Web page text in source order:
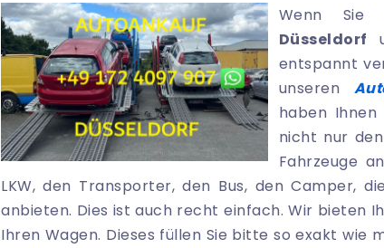
Wenn
Düsseldorf
entspannt
unseren
haben
nicht nur
Fahrzeuge
LKW, den Transporter, den Bus, den Camper,
anbieten. Dies ist auch recht einfach. Wir bieten
Ihren Wagen. Dieses füllen Sie bitte so exakt wie